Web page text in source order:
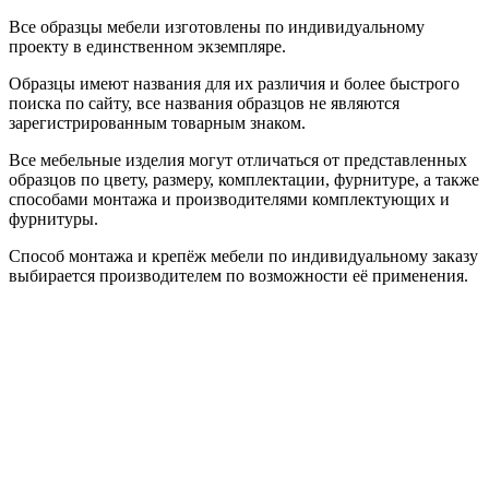
Все образцы мебели изготовлены по индивидуальному
проекту в единственном экземпляре.
Образцы имеют названия для их различия и более быстрого
поиска по сайту, все названия образцов не являются
зарегистрированным товарным знаком.
Все мебельные изделия могут отличаться от представленных
образцов по цвету, размеру, комплектации, фурнитуре, а также
способами монтажа и производителями комплектующих и
фурнитуры.
Способ монтажа и крепёж мебели по индивидуальному заказу
выбирается производителем по возможности её применения.